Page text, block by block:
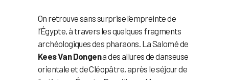
On retrouve sans surprise l’empreinte de
l’Égypte, à travers les quelques fragments
archéologiques des pharaons. La Salomé de
Kees Van Dongena des allures de danseuse
orientale et de Cléopâtre, après le séjour de